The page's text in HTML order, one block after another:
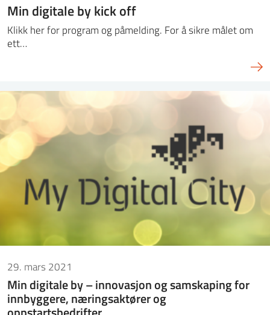
Min digitale by kick off
Klikk her for program og påmelding. For å sikre målet om
ett…
29. mars 2021
Min digitale by – innovasjon og samskaping for
innbyggere, næringsaktører og